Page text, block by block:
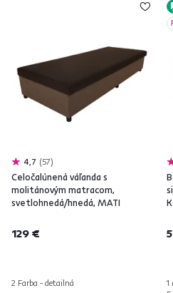
4,7 57
Celočalúnená váľanda s
molitánovým matracom,
svetlohnedá/hnedá, MATI
129 €
2 Farba - detailná
1